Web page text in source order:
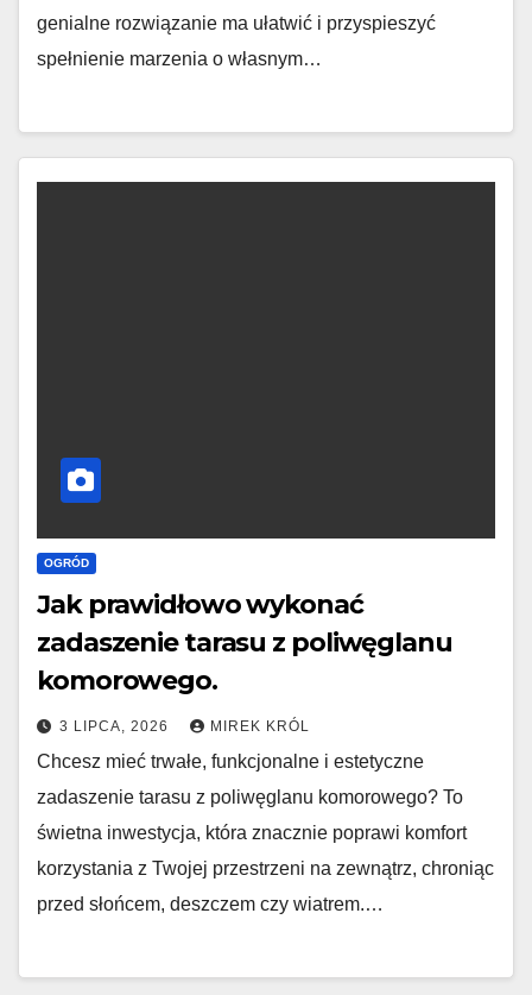
genialne rozwiązanie ma ułatwić i przyspieszyć
spełnienie marzenia o własnym…
OGRÓD
Jak prawidłowo wykonać
zadaszenie tarasu z poliwęglanu
komorowego.
3 LIPCA, 2026 MIREK KRÓL
Chcesz mieć trwałe, funkcjonalne i estetyczne
zadaszenie tarasu z poliwęglanu komorowego? To
świetna inwestycja, która znacznie poprawi komfort
korzystania z Twojej przestrzeni na zewnątrz, chroniąc
przed słońcem, deszczem czy wiatrem.…